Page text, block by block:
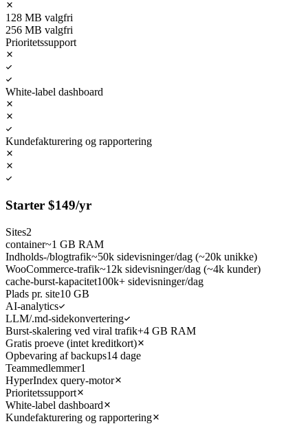
128 MB valgfri
256 MB valgfri
Prioritetssupport
White-label dashboard
Kundefakturering og rapportering
Starter $149/yr
Sites2
container~1 GB RAM
Indholds-/blogtrafik~50k sidevisninger/dag (~20k unikke)
WooCommerce-trafik~12k sidevisninger/dag (~4k kunder)
cache-burst-kapacitet100k+ sidevisninger/dag
Plads pr. site10 GB
AI-analytics
LLM/.md-sidekonvertering
Burst-skalering ved viral trafik+4 GB RAM
Gratis proeve (intet kreditkort)
Opbevaring af backups14 dage
Teammedlemmer1
HyperIndex query-motor
Prioritetssupport
White-label dashboard
Kundefakturering og rapportering